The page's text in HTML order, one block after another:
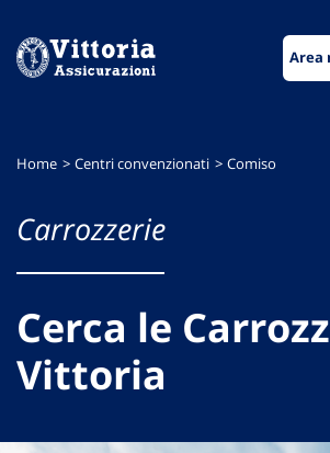
menu
contenuto
footer
Area
Home Centri convenzionati Comiso
Carrozzerie
Cerca le
Vittoria